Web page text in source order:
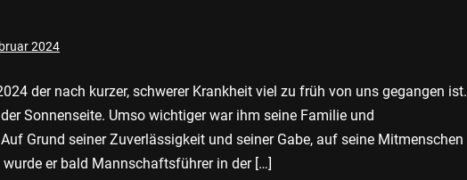
2024
der nach kurzer, schwerer Krankheit viel zu früh von uns gegangen ist.
Sonnenseite. Umso wichtiger war ihm seine Familie und
Grund seiner Zuverlässigkeit und seiner Gabe, auf seine Mitmenschen
er bald Mannschaftsführer in der […]